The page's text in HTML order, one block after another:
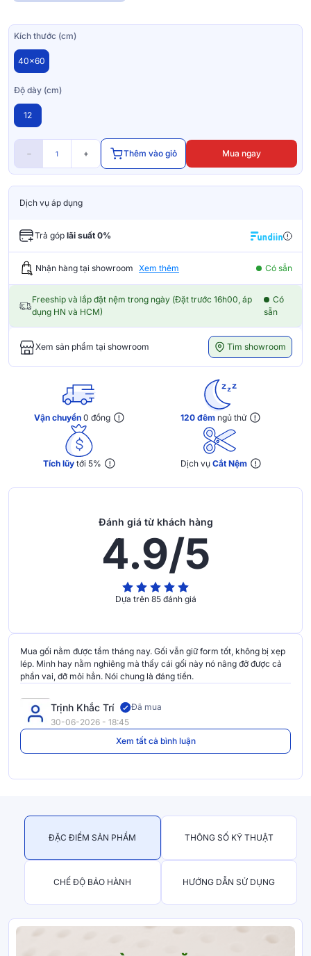
Kích thước (cm)
40x60
Độ dày (cm)
12
− + Thêm vào giỏ Mua ngay
Dịch vụ áp dụng
Trả góp lãi suất 0%
Nhận hàng tại showroom Xem thêm Có sẵn
Freeship và lắp đặt nệm trong ngày (Đặt trước 16h00, áp
dụng HN và HCM)
Có
sẵn
Xem sản phẩm tại showroom Tìm showroom
Vận chuyển 0 đồng 120 đêm ngủ thử
Tích lũy tới 5% Dịch vụ Cắt Nệm
Đánh giá từ khách hàng
4.9/5
Dựa trên 85 đánh giá
Mua gối nằm được tầm tháng nay. Gối vẫn giữ form tốt, không bị xẹp
lép. Mình hay nằm nghiêng mà thấy cái gối này nó nâng đỡ được cả
phần vai, đỡ mỏi hẳn. Nói chung là đáng tiền.
Trịnh Khắc Trí
Đã mua
30-06-2026 - 18:45
Xem tất cả bình luận
ĐẶC ĐIỂM SẢN PHẨM THÔNG SỐ KỸ THUẬT
CHẾ ĐỘ BẢO HÀNH HƯỚNG DẪN SỬ DỤNG